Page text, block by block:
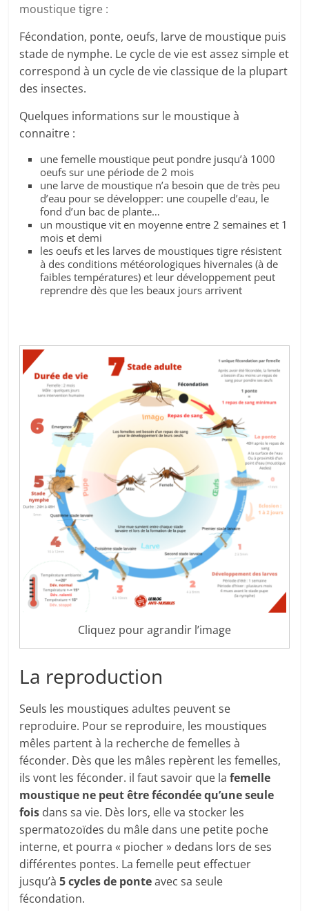
moustique tigre :
Fécondation, ponte, oeufs, larve de moustique puis
stade de nymphe. Le cycle de vie est assez simple et
correspond à un cycle de vie classique de la plupart
des insectes.
Quelques informations sur le moustique à
connaitre :
une femelle moustique peut pondre jusqu’à 1000
oeufs sur une période de 2 mois
une larve de moustique n’a besoin que de très peu
d’eau pour se développer: une coupelle d’eau, le
fond d’un bac de plante…
un moustique vit en moyenne entre 2 semaines et 1
mois et demi
les oeufs et les larves de moustiques tigre résistent
à des conditions météorologiques hivernales (à de
faibles températures) et leur développement peut
reprendre dès que les beaux jours arrivent
Cliquez pour agrandir l’image
La reproduction
Seuls les moustiques adultes peuvent se
reproduire. Pour se reproduire, les moustiques
mêles partent à la recherche de femelles à
féconder. Dès que les mâles repèrent les femelles,
ils vont les féconder. il faut savoir que lafemelle
moustique ne peut être fécondée qu’une seule
fois dans sa vie. Dès lors, elle va stocker les
spermatozoïdes du mâle dans une petite poche
interne, et pourra « piocher » dedans lors de ses
différentes pontes. La femelle peut effectuer
jusqu’à5 cycles de ponteavec sa seule
fécondation.